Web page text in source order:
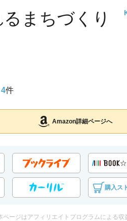
まちづくり
4件
Amazon詳細ページへ
購入ス
ページはアフィリエイトプログラムによる収